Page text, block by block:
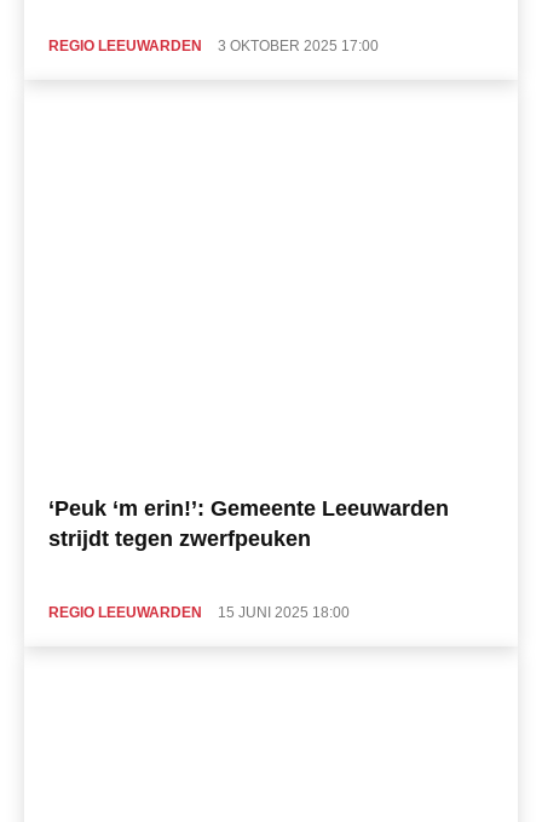
REGIO LEEUWARDEN 3 OKTOBER 2025 17:00
‘Peuk ‘m erin!’: Gemeente Leeuwarden
strijdt tegen zwerfpeuken
REGIO LEEUWARDEN 15 JUNI 2025 18:00